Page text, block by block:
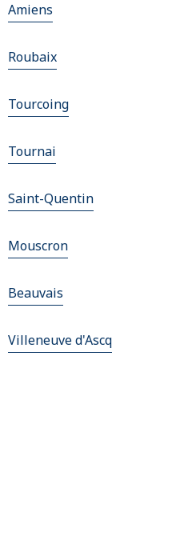
Amiens
Roubaix
Tourcoing
Tournai
Saint-Quentin
Mouscron
Beauvais
Villeneuve d'Ascq